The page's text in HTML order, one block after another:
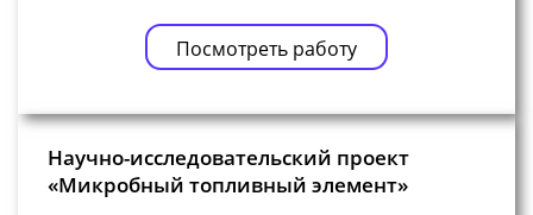
Посмотреть работу
Научно-исследовательский проект
«Микробный топливный элемент»